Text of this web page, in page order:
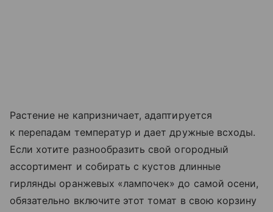
Растение не капризничает, адаптируется
к перепадам температур и дает дружные всходы.
Если хотите разнообразить свой огородный
ассортимент и собирать с кустов длинные
гирлянды оранжевых «лампочек» до самой осени,
обязательно включите этот томат в свою корзину